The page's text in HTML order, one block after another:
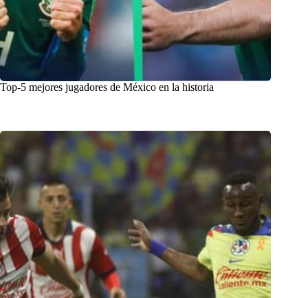
Top-5 mejores jugadores de México en la historia